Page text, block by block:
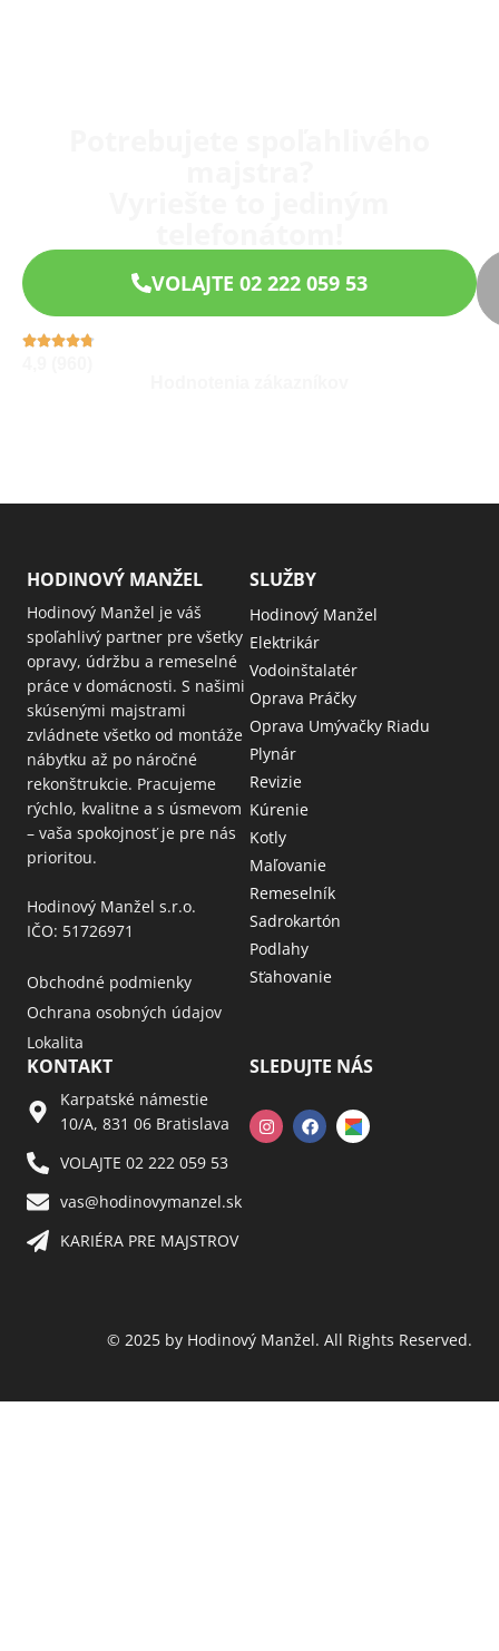
VOLAJTE 02 222 059 53
HODINOVÝ MANŽEL
Hodinový Manžel je váš
spoľahlivý partner pre všetky
opravy, údržbu a remeselné
práce v domácnosti. S našimi
skúsenými majstrami
zvládnete všetko od montáže
nábytku až po náročné
rekonštrukcie. Pracujeme
rýchlo, kvalitne a s úsmevom
– vaša spokojnosť je pre nás
prioritou.
Hodinový Manžel s.r.o.
IČO: 51726971
Obchodné podmienky
Ochrana osobných údajov
Lokalita
SLUŽBY
Hodinový Manžel
Elektrikár
Vodoinštalatér
Oprava Práčky
Oprava Umývačky Riadu
Plynár
Revizie
Kúrenie
Kotly
Maľovanie
Remeselník
Sadrokartón
Podlahy
Sťahovanie
KONTAKT
Karpatské námestie
10/A, 831 06 Bratislava
VOLAJTE 02 222 059 53​
vas@hodinovymanzel.sk​
KARIÉRA PRE MAJSTROV​
SLEDUJTE NÁS
© 2025 by Hodinový Manžel. All Rights Reserved.